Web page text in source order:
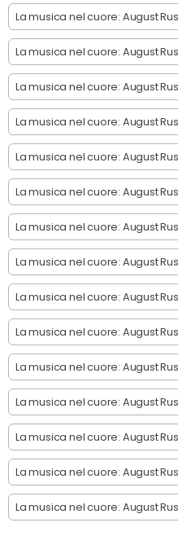
La musica nel cuore: August
La musica nel cuore: August
La musica nel cuore: August
La musica nel cuore: August
La musica nel cuore: August
La musica nel cuore: August
La musica nel cuore: August
La musica nel cuore: August
La musica nel cuore: August
La musica nel cuore: August
La musica nel cuore: August
La musica nel cuore: August
La musica nel cuore: August
La musica nel cuore: August
La musica nel cuore: August